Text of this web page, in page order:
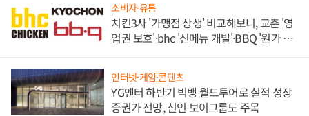
소비자·유통
치킨3사 '가맹점 상생' 비교해보니, 교촌 '영
업권 보호'·bhc '신메뉴 개발'·BBQ '원가 부
인터넷·게임·콘텐츠
YG엔터 하반기 빅뱅 월드투어로 실적 성장
증권가 전망, 신인 보이그룹도 주목